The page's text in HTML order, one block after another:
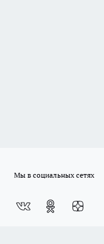
Мы в социальных сетях